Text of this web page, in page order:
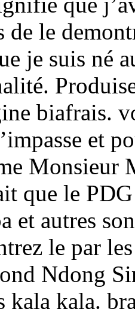
de le
je suis né
biafrais.
et
Monsieur
que le
et autres
le par
Ndong
kala kala.